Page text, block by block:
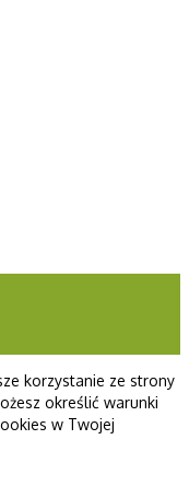
korzystanie ze strony
określić warunki
w Twojej